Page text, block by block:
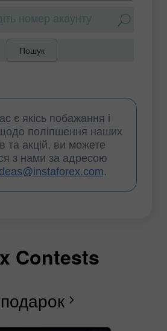
Пошук
є якісь побажання і
щодо поліпшення наших
та акцій, ви можете
з нами за адресою
.
Contests
chevron_right